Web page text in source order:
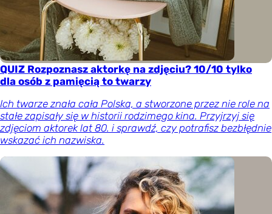
QUIZ Rozpoznasz aktorkę na zdjęciu? 10/10 tylko
dla osób z pamięcią to twarzy
Ich twarze znała cała Polska, a stworzone przez nie role na
stałe zapisały się w historii rodzimego kina. Przyjrzyj się
zdjęciom aktorek lat 80. i sprawdź, czy potrafisz bezbłędnie
wskazać ich nazwiska.